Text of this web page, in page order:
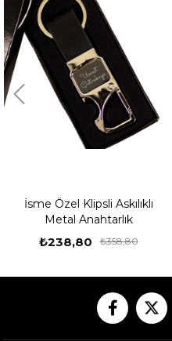
İsme Özel Klipsli Askılıklı
Metal Anahtarlık
₺238,80 ₺358,80